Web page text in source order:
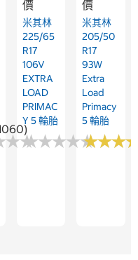
★★
★★
價
米其林
225/65
R17
106V
EXTRA
LOAD
PRIMAC
Y 5 輪胎
★★★★★
★★★★★
價
米其林
205/50
R17
93W
Extra
Load
Primacy
5 輪胎
★★★
★★★